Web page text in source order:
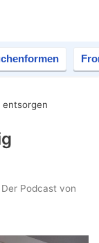
entsorgen
Podcast von